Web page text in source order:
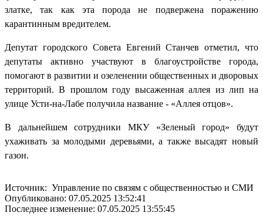
златке, так как эта порода не подвержена поражению
карантинным вредителем.
Депутат городского Совета Евгений Станчев отметил, что
депутаты активно участвуют в благоустройстве города,
помогают в развитии и озеленении общественных и дворовых
территорий. В прошлом году высаженная аллея из лип на
улице Усти-на-Лабе получила название - «Аллея отцов».
В дальнейшем сотрудники МКУ «Зеленый город» будут
ухаживать за молодыми деревьями, а также высадят новый
газон.
Источник: Управление по связям с общественностью и СМИ
Опубликовано: 07.05.2025 13:52:41
Последнее изменение: 07.05.2025 13:55:45